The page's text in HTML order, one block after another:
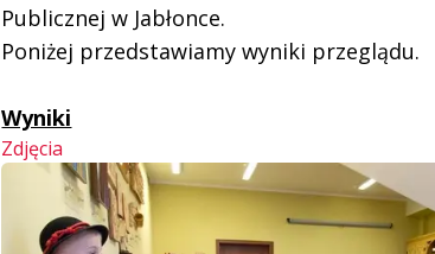
Publicznej w Jabłonce.
Poniżej przedstawiamy wyniki przeglądu.
Wyniki
Zdjęcia